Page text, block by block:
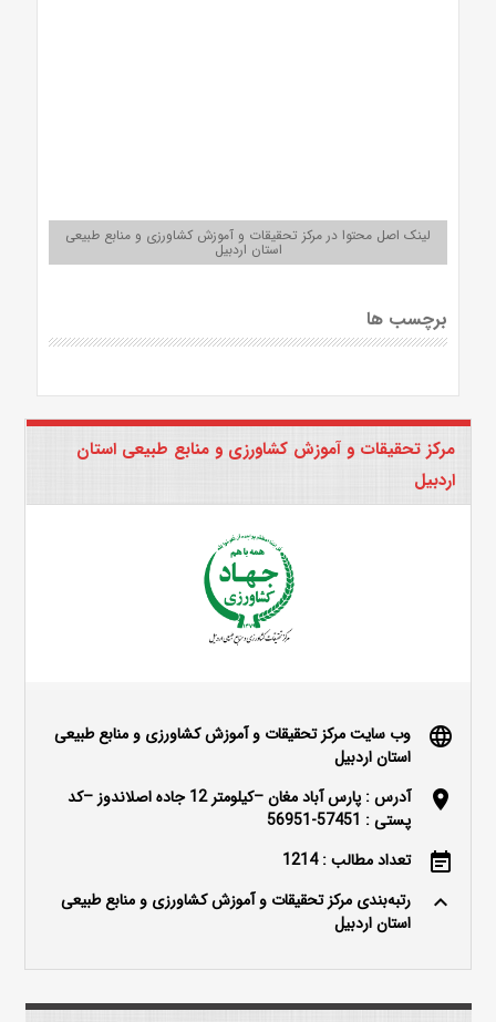
لینک اصل محتوا در مرکز تحقیقات و آموزش کشاورزی و منابع طبیعی
استان اردبیل
برچسب ها
مرکز تحقیقات و آموزش کشاورزی و منابع طبیعی استان
اردبیل
language
وب سایت مرکز تحقیقات و آموزش کشاورزی و منابع طبیعی
استان اردبیل
location_on
آدرس : پارس آباد مغان –کیلومتر 12 جاده اصلاندوز –کد
پستی : 57451-56951
event_note تعداد مطالب : 1214
keyboard_arrow_up
رتبه‌بندی مرکز تحقیقات و آموزش کشاورزی و منابع طبیعی
استان اردبیل